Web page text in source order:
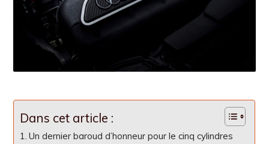
Dans cet article :
Un dernier baroud d’honneur pour le cinq cylindres